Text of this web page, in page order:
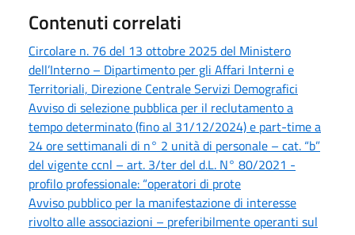
Contenuti correlati
Circolare n. 76 del 13 ottobre 2025 del Ministero
dell’Interno – Dipartimento per gli Affari Interni e
Territoriali, Direzione Centrale Servizi Demografici
Avviso di selezione pubblica per il reclutamento a
tempo determinato (fino al 31/12/2024) e part-time a
24 ore settimanali di n° 2 unità di personale – cat. “b”
del vigente ccnl – art. 3/ter del d.L. N° 80/2021 -
profilo professionale: “operatori di prote
Avviso pubblico per la manifestazione di interesse
rivolto alle associazioni – preferibilmente operanti sul